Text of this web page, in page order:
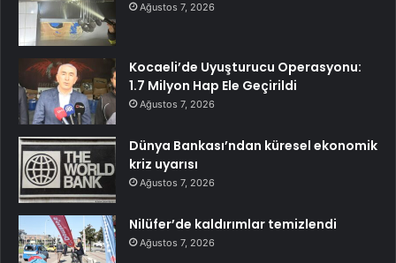
Ağustos 7, 2026
Kocaeli’de Uyuşturucu Operasyonu:
1.7 Milyon Hap Ele Geçirildi
Ağustos 7, 2026
Dünya Bankası’ndan küresel ekonomik
kriz uyarısı
Ağustos 7, 2026
Nilüfer’de kaldırımlar temizlendi
Ağustos 7, 2026